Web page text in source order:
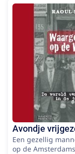
Avondje
Een gezellig
op de